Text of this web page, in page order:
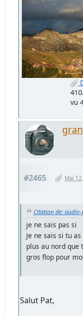
vu
#2465 Mai
Citation de:
je ne sais pas si
Je ne sais si tu
plus au nord que
gros flop pour
Salut Pat,